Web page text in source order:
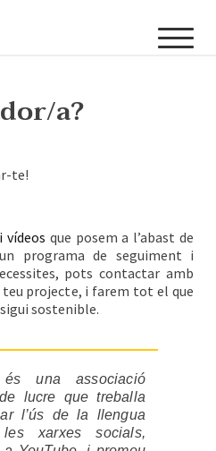
a?
te!
vídeos que posem a l’abast de
programa de seguiment i
pots contactar amb
projecte, i farem tot el que
sostenible.
és una associació
lucre que treballa
l’ús de la llengua
xarxes socials,